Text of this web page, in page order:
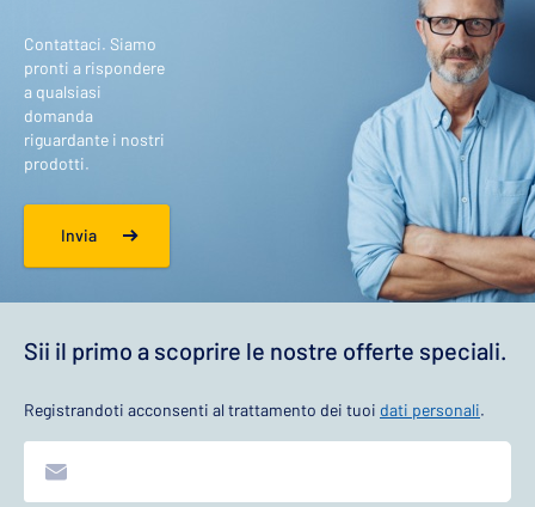
Contattaci. Siamo
pronti a rispondere
a qualsiasi
domanda
riguardante i nostri
prodotti.
Invia
Sii il primo a scoprire le nostre offerte speciali.
Registrandoti acconsenti al trattamento dei tuoi dati personali.